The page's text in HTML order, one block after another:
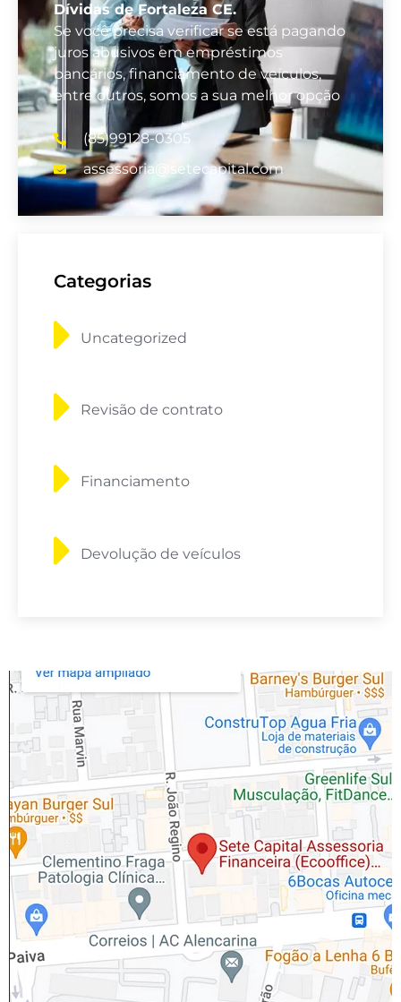
Dívidas de Fortaleza CE.
Se você precisa verificar se está pagando
juros abusivos em empréstimos
bancários, financiamento de veículos,
entre outros, somos a sua melhor opção
(85)99128-0305
assessoria@setecapital.com
Categorias
Uncategorized
Revisão de contrato
Financiamento
Devolução de veículos